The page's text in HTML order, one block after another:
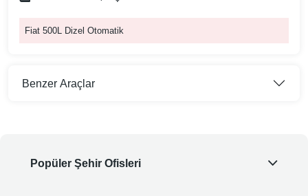
Fiat 500L Dizel Otomatik
Benzer Araçlar
Popüler Şehir Ofisleri